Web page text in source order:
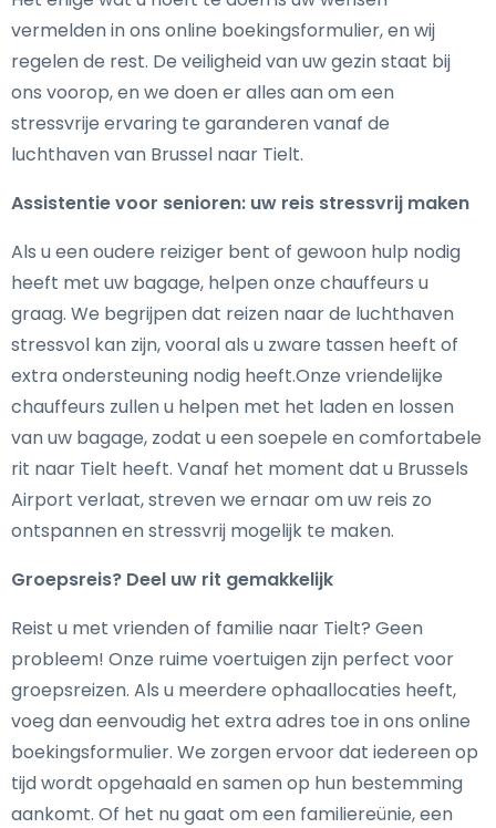
vermelden in ons online boekingsformulier, en wij
regelen de rest. De veiligheid van uw gezin staat bij
ons voorop, en we doen er alles aan om een ​​
stressvrije ervaring te garanderen vanaf de
luchthaven van Brussel naar Tielt.
Assistentie voor senioren: uw reis stressvrij maken
Als u een oudere reiziger bent of gewoon hulp nodig
heeft met uw bagage, helpen onze chauffeurs u
graag. We begrijpen dat reizen naar de luchthaven
stressvol kan zijn, vooral als u zware tassen heeft of
extra ondersteuning nodig heeft.Onze vriendelijke
chauffeurs zullen u helpen met het laden en lossen
van uw bagage, zodat u een soepele en comfortabele
rit naar Tielt heeft. Vanaf het moment dat u Brussels
Airport verlaat, streven we ernaar om uw reis zo
ontspannen en stressvrij mogelijk te maken.
Groepsreis? Deel uw rit gemakkelijk
Reist u met vrienden of familie naar Tielt? Geen
probleem! Onze ruime voertuigen zijn perfect voor
groepsreizen. Als u meerdere ophaallocaties heeft,
voeg dan eenvoudig het extra adres toe in ons online
boekingsformulier. We zorgen ervoor dat iedereen op
tijd wordt opgehaald en samen op hun bestemming
aankomt. Of het nu gaat om een familiereünie, een